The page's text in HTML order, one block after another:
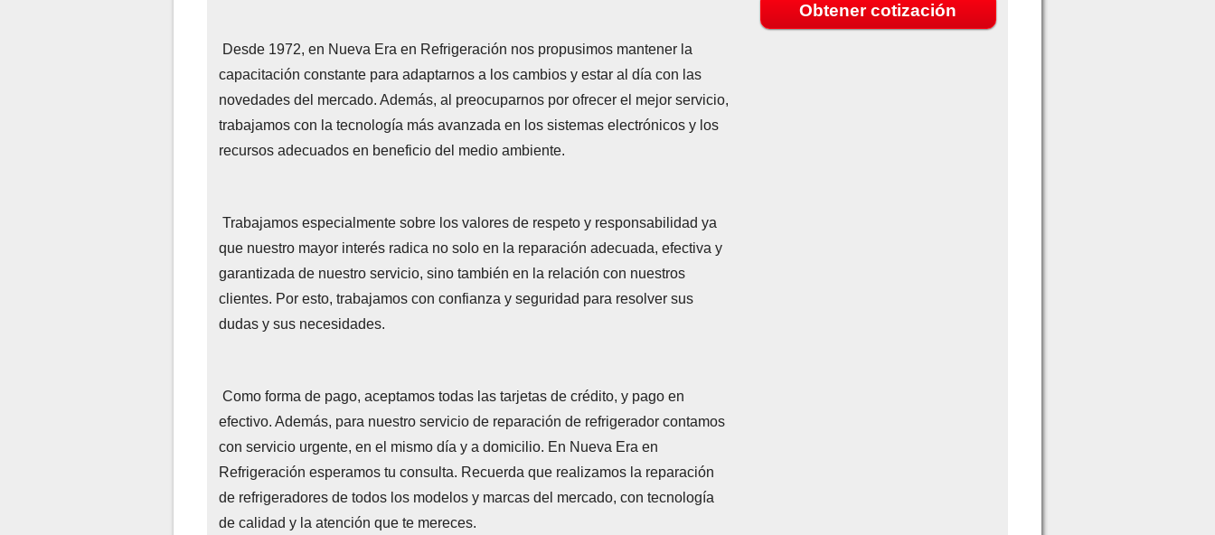
Desde 1972, en Nueva Era en Refrigeración nos propusimos mantener la
capacitación constante para adaptarnos a los cambios y estar al día con las
novedades del mercado. Además, al preocuparnos por ofrecer el mejor servicio,
trabajamos con la tecnología más avanzada en los sistemas electrónicos y los
recursos adecuados en beneficio del medio ambiente.
Trabajamos especialmente sobre los valores de respeto y responsabilidad ya
que nuestro mayor interés radica no solo en la reparación adecuada, efectiva y
garantizada de nuestro servicio, sino también en la relación con nuestros
clientes. Por esto, trabajamos con confianza y seguridad para resolver sus
dudas y sus necesidades.
Como forma de pago, aceptamos todas las tarjetas de crédito, y pago en
efectivo. Además, para nuestro servicio de reparación de refrigerador contamos
con servicio urgente, en el mismo día y a domicilio. En Nueva Era en
Refrigeración esperamos tu consulta. Recuerda que realizamos la reparación
de refrigeradores de todos los modelos y marcas del mercado, con tecnología
de calidad y la atención que te mereces.
Obtener cotización